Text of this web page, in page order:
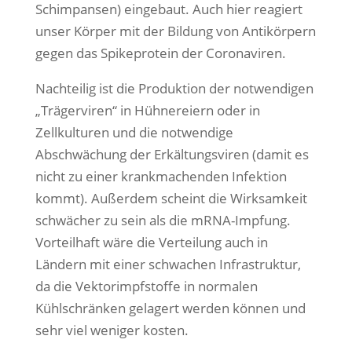
Schimpansen) eingebaut. Auch hier reagiert
unser Körper mit der Bildung von Antikörpern
gegen das Spikeprotein der Coronaviren.
Nachteilig ist die Produktion der notwendigen
„Trägerviren“ in Hühnereiern oder in
Zellkulturen und die notwendige
Abschwächung der Erkältungsviren (damit es
nicht zu einer krankmachenden Infektion
kommt). Außerdem scheint die Wirksamkeit
schwächer zu sein als die mRNA-Impfung.
Vorteilhaft wäre die Verteilung auch in
Ländern mit einer schwachen Infrastruktur,
da die Vektorimpfstoffe in normalen
Kühlschränken gelagert werden können und
sehr viel weniger kosten.